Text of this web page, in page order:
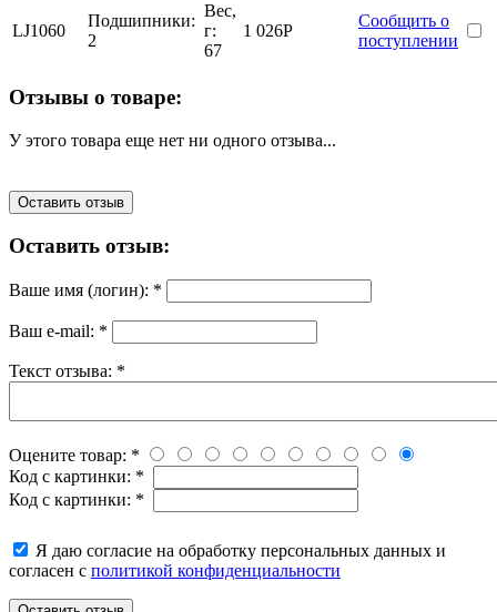
LJ1060
Подшипники:
2
Вес,
г:
67
1 026Р
Сообщить о
поступлении
Отзывы о товаре:
У этого товара еще нет ни одного отзыва...
Оставить отзыв
Оставить отзыв:
Ваше имя (логин): *
Ваш e-mail: *
Текст отзыва: *
Оцените товар: *
Код с картинки: *
Код с картинки: *
Я даю согласие на обработку персональных данных и
согласен с политикой конфиденциальности